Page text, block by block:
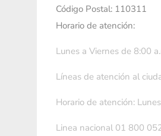
Código Postal: 110311
Horario de atención:
Lunes a Viernes de 8:00
Líneas de atención al
Horario de atención:
Linea nacional 01 800